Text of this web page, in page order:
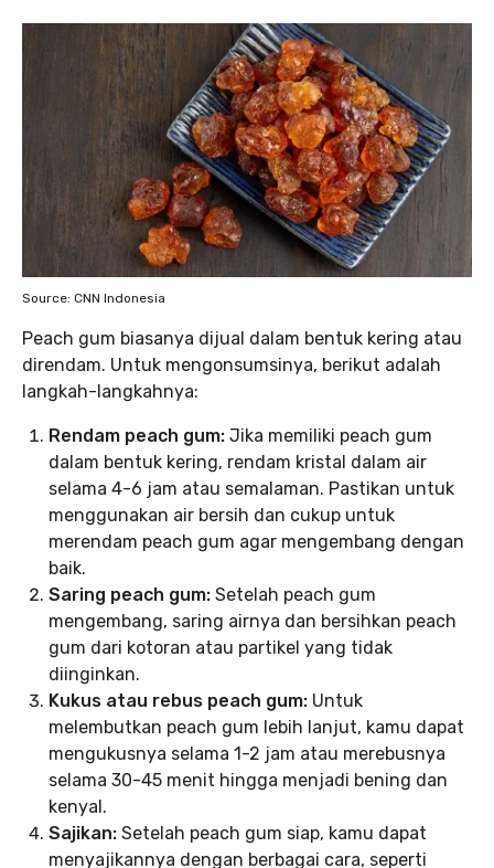
Source: CNN Indonesia
Peach gum biasanya dijual dalam bentuk kering atau
direndam. Untuk mengonsumsinya, berikut adalah
langkah-langkahnya:
Rendam peach gum: Jika memiliki peach gum
dalam bentuk kering, rendam kristal dalam air
selama 4-6 jam atau semalaman. Pastikan untuk
menggunakan air bersih dan cukup untuk
merendam peach gum agar mengembang dengan
baik.
Saring peach gum: Setelah peach gum
mengembang, saring airnya dan bersihkan peach
gum dari kotoran atau partikel yang tidak
diinginkan.
Kukus atau rebus peach gum: Untuk
melembutkan peach gum lebih lanjut, kamu dapat
mengukusnya selama 1-2 jam atau merebusnya
selama 30-45 menit hingga menjadi bening dan
kenyal.
Sajikan: Setelah peach gum siap, kamu dapat
menyajikannya dengan berbagai cara, seperti